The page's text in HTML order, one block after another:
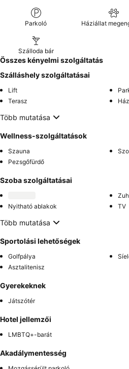
Parkoló Háziállat
Szálloda bár
Összes kényelmi szolgáltatás
Szálláshely szolgáltatásai
Lift
Terasz
Több mutatása
Wellness-szolgáltatások
Szauna
Pezsgőfürdő
Szoba szolgáltatásai
Nyitható ablakok
TV
Több mutatása
Sportolási lehetőségek
Golfpálya
Asztalitenisz
Gyerekeknek
Játszótér
Hotel jellemzői
LMBTQ+-barát
Akadálymentesség